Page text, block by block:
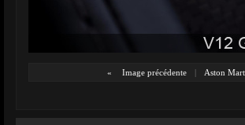
« Image précédente | Aston